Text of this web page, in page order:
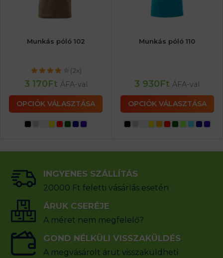
Munkás póló 102
(2x)
3 170Ft ÁFA-val
OPCIÓK VÁLASZTÁSA
Munkás póló 110
3 930Ft ÁFA-val
OPCIÓK VÁLASZTÁSA
INGYENES SZÁLLÍTÁS
20000 Ft feletti vásárlás esetén
ÁRUK CSERÉJE
A méret nem megfelelő?
GOND NÉLKÜLI VISSZAKÜLDÉS
A megvásárolt árut visszaküldheti